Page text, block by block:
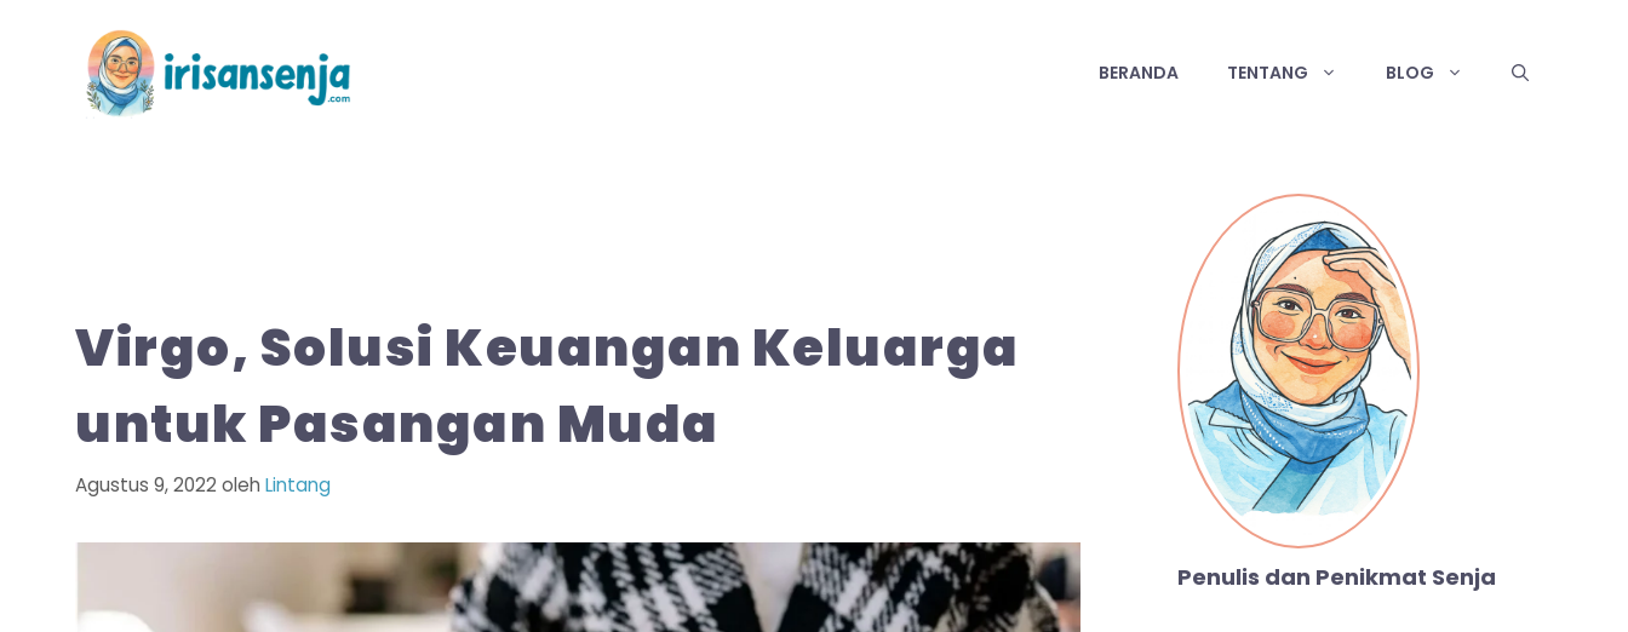
BERANDA TENTANG BLOG
Virgo, Solusi Keuangan Keluarga
untuk Pasangan Muda
Agustus 9, 2022 oleh Lintang
Penulis dan Penikmat Senja